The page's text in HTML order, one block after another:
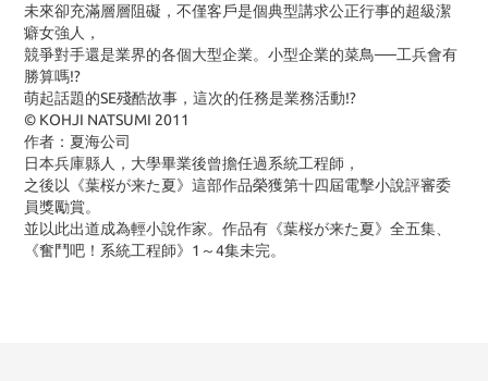
未來卻充滿層層阻礙，不僅客戶是個典型講求公正行事的超級潔
癖女強人，
競爭對手還是業界的各個大型企業。小型企業的菜鳥──工兵會有
勝算嗎!?
萌起話題的SE殘酷故事，這次的任務是業務活動!?
© KOHJI NATSUMI 2011
作者：夏海公司
日本兵庫縣人，大學畢業後曾擔任過系統工程師，
之後以《葉桜が来た夏》這部作品榮獲第十四屆電擊小說評審委
員獎勵賞。
並以此出道成為輕小說作家。作品有《葉桜が来た夏》全五集、
《奮鬥吧！系統工程師》1～4集未完。